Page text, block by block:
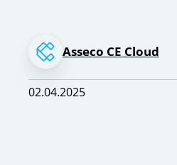
Asseco CE Cloud
02.04.2025